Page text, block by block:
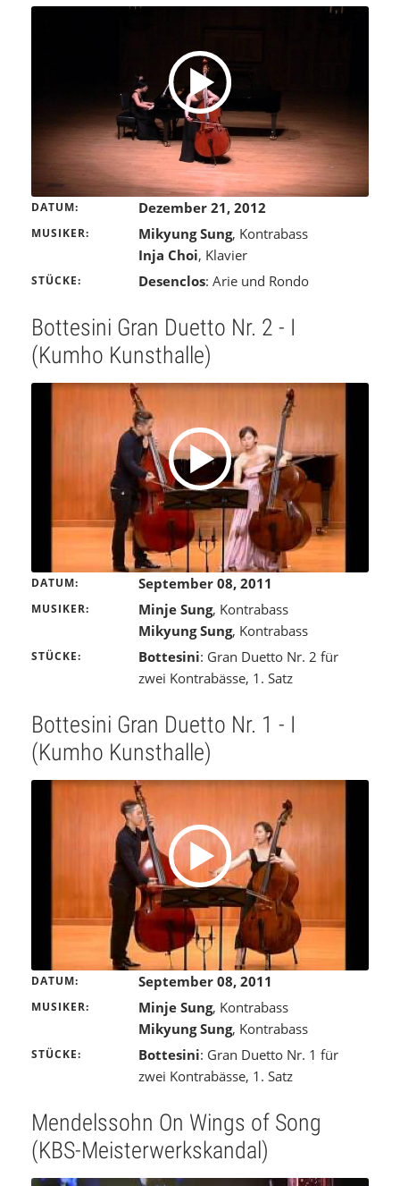
DATUM Dezember 21, 2012
MUSIKER Mikyung Sung, Kontrabass
Inja Choi, Klavier
STÜCKE Desenclos: Arie und Rondo
Bottesini Gran Duetto Nr. 2 - I
(Kumho Kunsthalle)
DATUM September 08, 2011
MUSIKER Minje Sung, Kontrabass
Mikyung Sung, Kontrabass
STÜCKE Bottesini: Gran Duetto Nr. 2 für
zwei Kontrabässe, 1. Satz
Bottesini Gran Duetto Nr. 1 - I
(Kumho Kunsthalle)
DATUM September 08, 2011
MUSIKER Minje Sung, Kontrabass
Mikyung Sung, Kontrabass
STÜCKE Bottesini: Gran Duetto Nr. 1 für
zwei Kontrabässe, 1. Satz
Mendelssohn On Wings of Song
(KBS-Meisterwerkskandal)